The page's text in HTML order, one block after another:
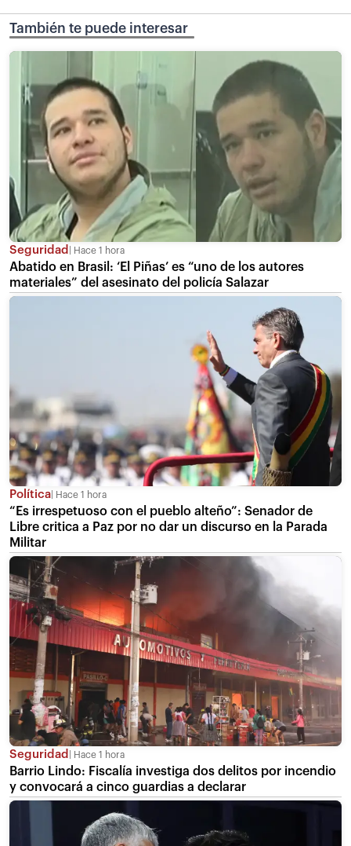
También te puede interesar
Seguridad Hace 1 hora
Abatido en Brasil: ‘El Piñas’ es “uno de los autores
materiales” del asesinato del policía Salazar
Política Hace 1 hora
“Es irrespetuoso con el pueblo alteño”: Senador de
Libre critica a Paz por no dar un discurso en la Parada
Militar
Seguridad Hace 1 hora
Barrio Lindo: Fiscalía investiga dos delitos por incendio
y convocará a cinco guardias a declarar